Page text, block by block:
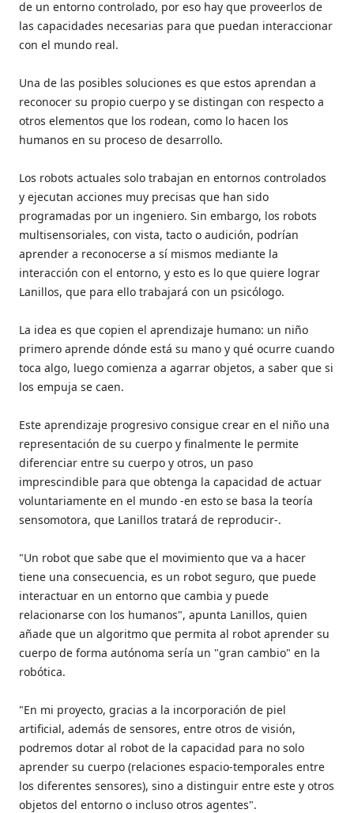
de un entorno controlado, por eso hay que proveerlos de
las capacidades necesarias para que puedan interaccionar
con el mundo real.
Una de las posibles soluciones es que estos aprendan a
reconocer su propio cuerpo y se distingan con respecto a
otros elementos que los rodean, como lo hacen los
humanos en su proceso de desarrollo.
Los robots actuales solo trabajan en entornos controlados
y ejecutan acciones muy precisas que han sido
programadas por un ingeniero. Sin embargo, los robots
multisensoriales, con vista, tacto o audición, podrían
aprender a reconocerse a sí mismos mediante la
interacción con el entorno, y esto es lo que quiere lograr
Lanillos, que para ello trabajará con un psicólogo.
La idea es que copien el aprendizaje humano: un niño
primero aprende dónde está su mano y qué ocurre cuando
toca algo, luego comienza a agarrar objetos, a saber que si
los empuja se caen.
Este aprendizaje progresivo consigue crear en el niño una
representación de su cuerpo y finalmente le permite
diferenciar entre su cuerpo y otros, un paso
imprescindible para que obtenga la capacidad de actuar
voluntariamente en el mundo -en esto se basa la teoría
sensomotora, que Lanillos tratará de reproducir-.
"Un robot que sabe que el movimiento que va a hacer
tiene una consecuencia, es un robot seguro, que puede
interactuar en un entorno que cambia y puede
relacionarse con los humanos", apunta Lanillos, quien
añade que un algoritmo que permita al robot aprender su
cuerpo de forma autónoma sería un "gran cambio" en la
robótica.
"En mi proyecto, gracias a la incorporación de piel
artificial, además de sensores, entre otros de visión,
podremos dotar al robot de la capacidad para no solo
aprender su cuerpo (relaciones espacio-temporales entre
los diferentes sensores), sino a distinguir entre este y otros
objetos del entorno o incluso otros agentes".